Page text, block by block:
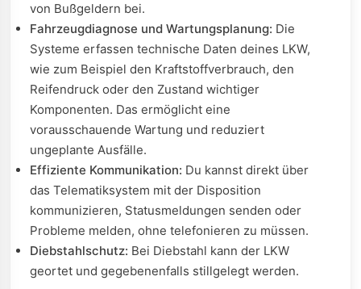
von Bußgeldern bei.
Fahrzeugdiagnose und Wartungsplanung: Die
Systeme erfassen technische Daten deines LKW,
wie zum Beispiel den Kraftstoffverbrauch, den
Reifendruck oder den Zustand wichtiger
Komponenten. Das ermöglicht eine
vorausschauende Wartung und reduziert
ungeplante Ausfälle.
Effiziente Kommunikation: Du kannst direkt über
das Telematiksystem mit der Disposition
kommunizieren, Statusmeldungen senden oder
Probleme melden, ohne telefonieren zu müssen.
Diebstahlschutz: Bei Diebstahl kann der LKW
geortet und gegebenenfalls stillgelegt werden.